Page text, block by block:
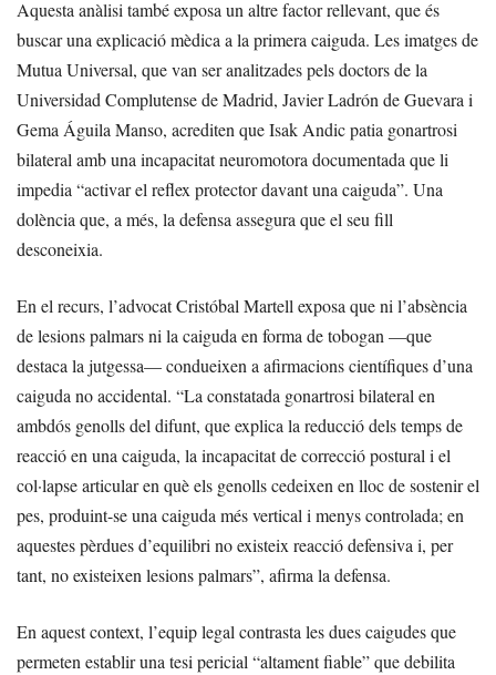
Aquesta anàlisi també exposa un altre factor rellevant, que és
buscar una explicació mèdica a la primera caiguda. Les imatges de
Mutua Universal, que van ser analitzades pels doctors de la
Universidad Complutense de Madrid, Javier Ladrón de Guevara i
Gema Águila Manso, acrediten que Isak Andic patia gonartrosi
bilateral amb una incapacitat neuromotora documentada que li
impedia “activar el reflex protector davant una caiguda”. Una
dolència que, a més, la defensa assegura que el seu fill
desconeixia.
En el recurs, l’advocat Cristóbal Martell exposa que ni l’absència
de lesions palmars ni la caiguda en forma de tobogan —que
destaca la jutgessa— condueixen a afirmacions científiques d’una
caiguda no accidental. “La constatada gonartrosi bilateral en
ambdós genolls del difunt, que explica la reducció dels temps de
reacció en una caiguda, la incapacitat de correcció postural i el
col·lapse articular en què els genolls cedeixen en lloc de sostenir el
pes, produint-se una caiguda més vertical i menys controlada; en
aquestes pèrdues d’equilibri no existeix reacció defensiva i, per
tant, no existeixen lesions palmars”, afirma la defensa.
En aquest context, l’equip legal contrasta les dues caigudes que
permeten establir una tesi pericial “altament fiable” que debilita